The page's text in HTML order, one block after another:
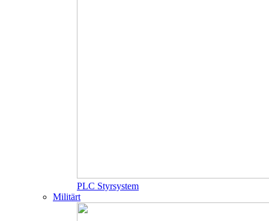
PLC Styrsystem
Militärt